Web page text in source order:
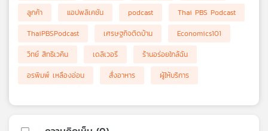
ลูกค้า
แอปพลิเคชัน podcast
Thai PBS Podcast
ThaiPBSPodcast
เศรษฐกิจติดบ้าน
Economics101
วิทย์ สิทธิเวคิน
เดลิเวอรี
ร้านอร่อยใกล้ฉัน
อรพิมพ์ เหลืองอ่อน
สั่งอาหาร ผู้ให้บริการ